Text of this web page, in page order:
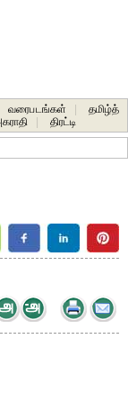
வரைபடங்கள்
தமிழ்த்
திரட்டி